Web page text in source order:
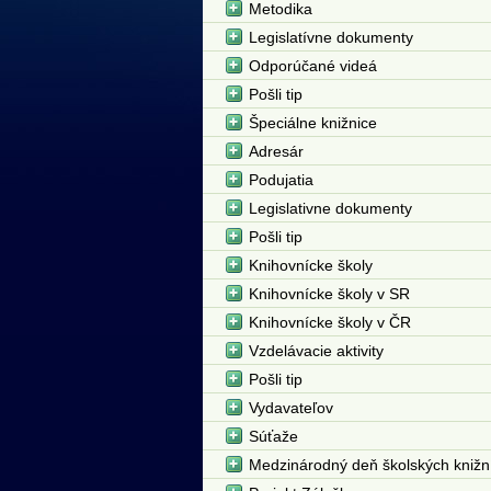
Metodika
Legislatívne dokumenty
Odporúčané videá
Pošli tip
Špeciálne knižnice
Adresár
Podujatia
Legislativne dokumenty
Pošli tip
Knihovnícke školy
Knihovnícke školy v SR
Knihovnícke školy v ČR
Vzdelávacie aktivity
Pošli tip
Vydavateľov
Súťaže
Medzinárodný deň školských